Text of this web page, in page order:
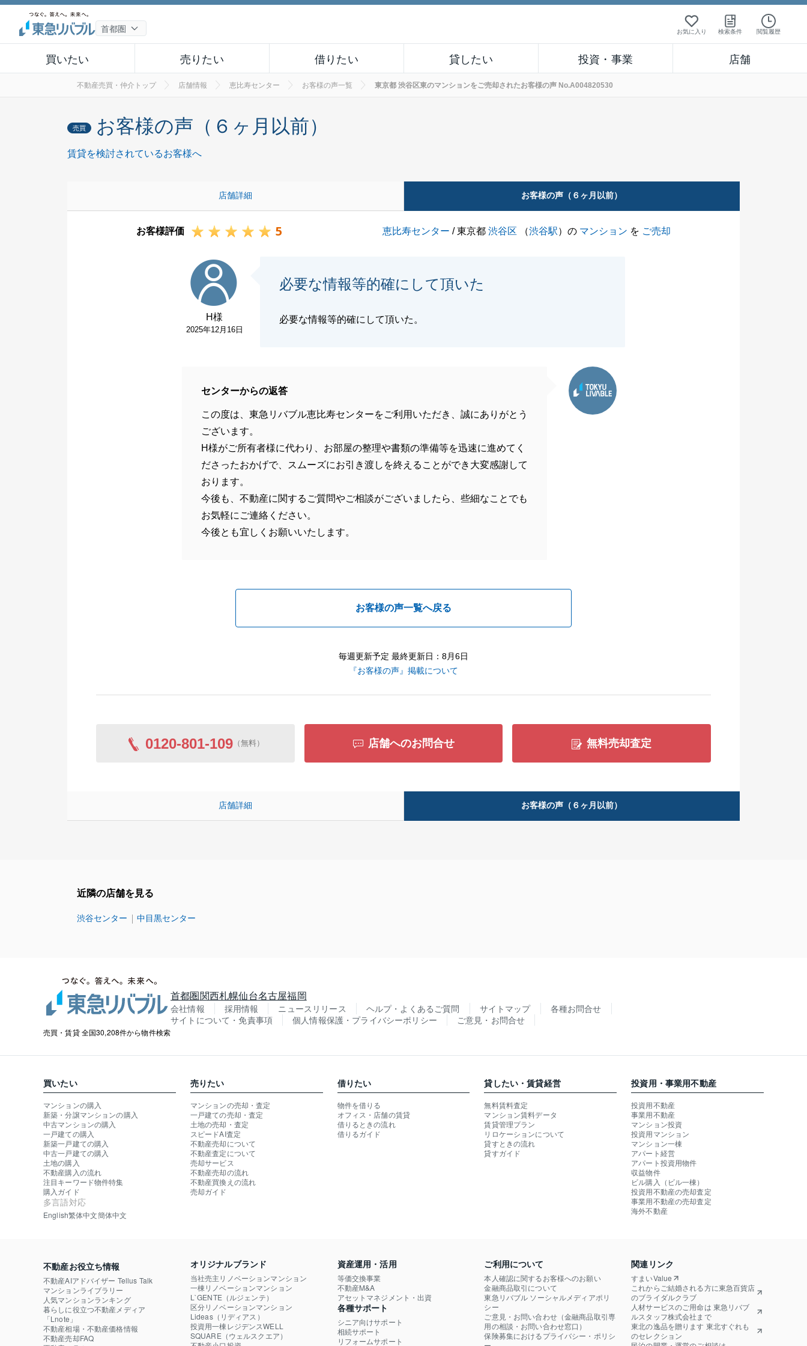
お気に入り 検索条件 閲覧履歴
買いたい 売りたい 借りたい 貸したい 投資・事業 店舗
不動産売買・仲介トップ 店舗情報 恵比寿センター お客様の声一覧 東京都 渋谷区東のマンションをご売却されたお客様の声 No.A004820530
売買 お客様の声（６ヶ月以前）
賃貸を検討されているお客様へ
店舗詳細 お客様の声（６ヶ月以前）
お客様評価 5 恵比寿センター / 東京都渋谷区 （渋谷駅）の マンション を ご売却
H様
2025年12月16日
必要な情報等的確にして頂いた
必要な情報等的確にして頂いた。
センターからの返答
この度は、東急リバブル恵比寿センターをご利用いただき、誠にありがとう
ございます。
H様がご所有者様に代わり、お部屋の整理や書類の準備等を迅速に進めてく
ださったおかげで、スムーズにお引き渡しを終えることができ大変感謝して
おります。
今後も、不動産に関するご質問やご相談がございましたら、些細なことでも
お気軽にご連絡ください。
今後とも宜しくお願いいたします。
お客様の声一覧へ戻る
毎週更新予定 最終更新日：8月6日
『お客様の声』掲載について
0120-801-109（無料） 店舗へのお問合せ 無料売却査定
店舗詳細 お客様の声（６ヶ月以前）
近隣の店舗を見る
渋谷センター 中目黒センター
売買・賃貸 全国30,208件から物件検索
首都圏関西札幌仙台名古屋福岡
会社情報 採用情報 ニュースリリース ヘルプ・よくあるご質問 サイトマップ
各種お問合せ
サイトについて・免責事項
個人情報保護・プライバシーポリシー ご意見・お問合せ
買いたい
マンションの購入
新築・分譲マンションの購入
中古マンションの購入
一戸建ての購入
新築一戸建ての購入
中古一戸建ての購入
土地の購入
不動産購入の流れ
注目キーワード物件特集
購入ガイド
多言語対応
English繁体中文簡体中文
売りたい
マンションの売却・査定
一戸建ての売却・査定
土地の売却・査定
スピードAI査定
不動産売却について
不動産査定について
売却サービス
不動産売却の流れ
不動産買換えの流れ
売却ガイド
借りたい
物件を借りる
オフィス・店舗の賃貸
借りるときの流れ
借りるガイド
貸したい・賃貸経営
無料賃料査定
マンション賃料データ
賃貸管理プラン
リロケーションについて
貸すときの流れ
貸すガイド
投資用・事業用不動産
投資用不動産
事業用不動産
マンション投資
投資用マンション
マンション一棟
アパート経営
アパート投資用物件
収益物件
ビル購入（ビル一棟）
投資用不動産の売却査定
事業用不動産の売却査定
海外不動産
不動産お役立ち情報
不動産AIアドバイザー Tellus Talk
マンションライブラリー
人気マンションランキング
暮らしに役立つ不動産メディア
「Lnote」
不動産相場・不動産価格情報
不動産売却FAQ
オリジナルブランド
当社売主リノベーションマンション
一棟リノベーションマンション
L`GENTE（ルジェンテ）
区分リノベーションマンション
Lideas（リディアス）
投資用一棟レジデンスWELL
SQUARE（ウェルスクエア）
資産運用・活用
等価交換事業
不動産M&A
アセットマネジメント・出資
各種サポート
シニア向けサポート
相続サポート
リフォームサポート
ご利用について
本人確認に関するお客様へのお願い
金融商品取引について
東急リバブル ソーシャルメディアポリ
シー
ご意見・お問い合わせ（金融商品取引専
用の相談・お問い合わせ窓口）
保険募集におけるプライバシー・ポリシ
関連リンク
すまいValue
これからご結婚される方に東急百貨店
のブライダルクラブ
人材サービスのご用命は 東急リバブ
ルスタッフ株式会社まで
東北の逸品を贈ります 東北すぐれも
のセレクション